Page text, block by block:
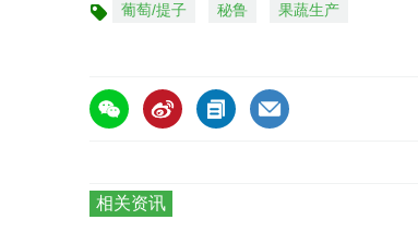
标 葡萄/提子 秘鲁 果蔬生产
相关资讯